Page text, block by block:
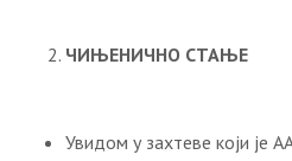
ЧИЊЕНИЧНО СТАЊЕ
Увидом у захтеве који је